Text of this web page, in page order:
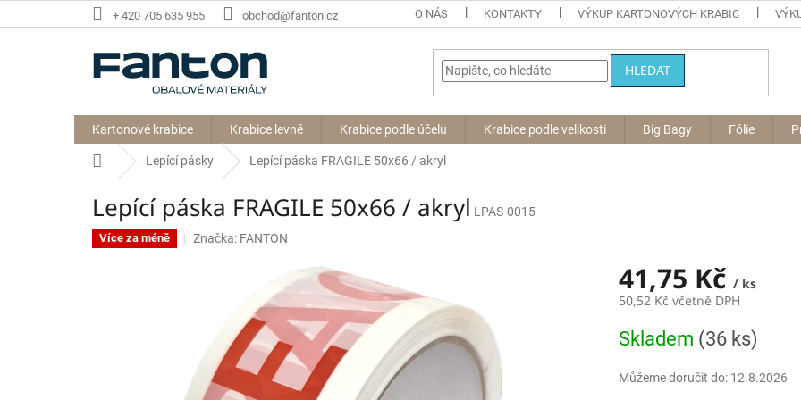
na
+ 420 705 635 955 obchod@fanton.cz O NÁS KONTAKTY VÝKUP KARTONOVÝCH KRABIC
HLEDAT
Kartonové krabice Krabice levné Krabice podle účelu Krabice podle velikosti Big Bagy Fólie
Domů Lepící pásky Lepící páska FRAGILE 50x66 / akryl
Lepící páska FRAGILE 50x66 / akryl LPAS-0015
Více za méně Značka: FANTON
41,75 Kč / ks
50,52 Kč včetně DPH
cena:
Skladem (36 ks)
Můžeme doručit do: 12.8.2026